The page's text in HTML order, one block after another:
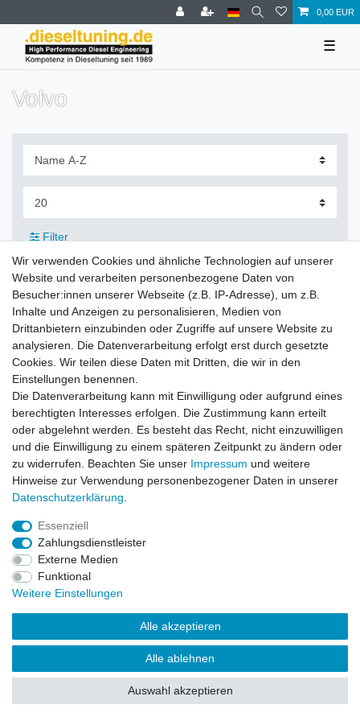
0,00 EUR
☰
Volvo
Filter
Zahlung und Versand
Daten­schutz­erklärung
Barrierefreiheitserklärung Widerrufs­recht
Vertrag widerrufen
© Copyright 2026 | Alle Rechte vorbehalten.
Wir verwenden Cookies und ähnliche Technologien auf unserer
Website und verarbeiten personenbezogene Daten von
Besucher:innen unserer Webseite (z.B. IP-Adresse), um z.B.
Inhalte und Anzeigen zu personalisieren, Medien von
Drittanbietern einzubinden oder Zugriffe auf unsere Website zu
analysieren. Die Datenverarbeitung erfolgt erst durch gesetzte
Cookies. Wir teilen diese Daten mit Dritten, die wir in den
Einstellungen benennen.
Die Datenverarbeitung kann mit Einwilligung oder aufgrund eines
berechtigten Interesses erfolgen. Die Zustimmung kann erteilt
oder abgelehnt werden. Es besteht das Recht, nicht einzuwilligen
und die Einwilligung zu einem späteren Zeitpunkt zu ändern oder
zu widerrufen. Beachten Sie unser Impressum und weitere
Hinweise zur Verwendung personenbezogener Daten in unserer
Daten­schutz­erklärung
Essenziell
Zahlungsdienstleister
Externe Medien
Funktional
Weitere Einstellungen
Alle akzeptieren
Alle ablehnen
Auswahl akzeptieren